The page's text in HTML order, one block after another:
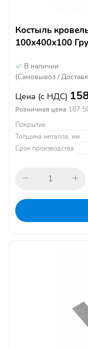
Костыль
100х400х100
В наличии
(Самовывоз /
Цена (с НДС)
Розничная цена
Покрытие
Толщина металла, мм
Срок производства